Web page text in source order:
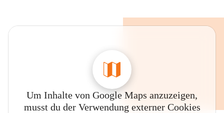
Um Inhalte von Google Maps anzuzeigen,
musst du der Verwendung externer Cookies